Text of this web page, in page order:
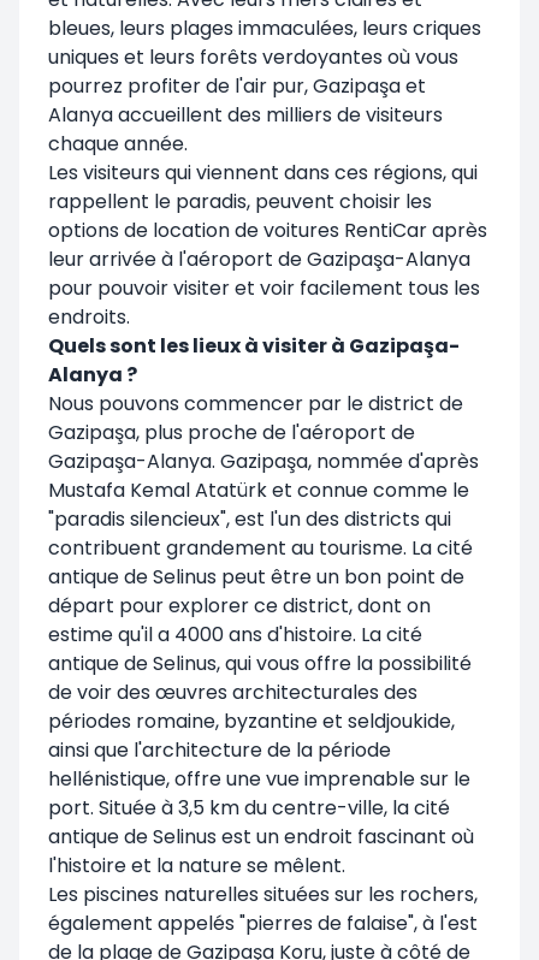
bleues, leurs plages immaculées, leurs criques
uniques et leurs forêts verdoyantes où vous
pourrez profiter de l'air pur, Gazipaşa et
Alanya accueillent des milliers de visiteurs
chaque année.
Les visiteurs qui viennent dans ces régions, qui
rappellent le paradis, peuvent choisir les
options de location de voitures RentiCar après
leur arrivée à l'aéroport de Gazipaşa-Alanya
pour pouvoir visiter et voir facilement tous les
endroits.
Quels sont les lieux à visiter à Gazipaşa-
Alanya ?
Nous pouvons commencer par le district de
Gazipaşa, plus proche de l'aéroport de
Gazipaşa-Alanya. Gazipaşa, nommée d'après
Mustafa Kemal Atatürk et connue comme le
"paradis silencieux", est l'un des districts qui
contribuent grandement au tourisme. La cité
antique de Selinus peut être un bon point de
départ pour explorer ce district, dont on
estime qu'il a 4000 ans d'histoire. La cité
antique de Selinus, qui vous offre la possibilité
de voir des œuvres architecturales des
périodes romaine, byzantine et seldjoukide,
ainsi que l'architecture de la période
hellénistique, offre une vue imprenable sur le
port. Située à 3,5 km du centre-ville, la cité
antique de Selinus est un endroit fascinant où
l'histoire et la nature se mêlent.
Les piscines naturelles situées sur les rochers,
également appelés "pierres de falaise", à l'est
de la plage de Gazipaşa Koru, juste à côté de